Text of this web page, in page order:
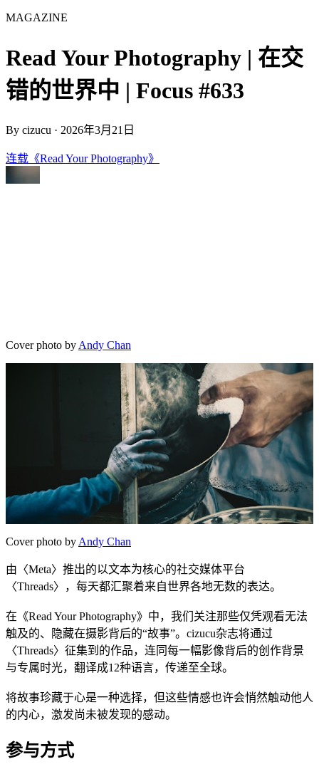
MAGAZINE
Read Your Photography | 在交
错的世界中 | Focus #633
By cizucu · 2026年3月21日
连载《Read Your Photography》
Cover photo by Andy Chan
Cover photo byAndy Chan
由〈Meta〉推出的以文本为核心的社交媒体平台
〈Threads〉，每天都汇聚着来自世界各地无数的表达。
在《Read Your Photography》中，我们关注那些仅凭观看无法
触及的、隐藏在摄影背后的“故事”。cizucu杂志将通过
〈Threads〉征集到的作品，连同每一幅影像背后的创作背景
与专属时光，翻译成12种语言，传递至全球。
将故事珍藏于心是一种选择，但这些情感也许会悄然触动他人
的内心，激发尚未被发现的感动。
参与方式